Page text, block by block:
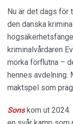
Nu är det dags för
den danska
kriminalvårdaren
mörka förflutna –
hennes
maktspel som
Sonskom ut 2024.